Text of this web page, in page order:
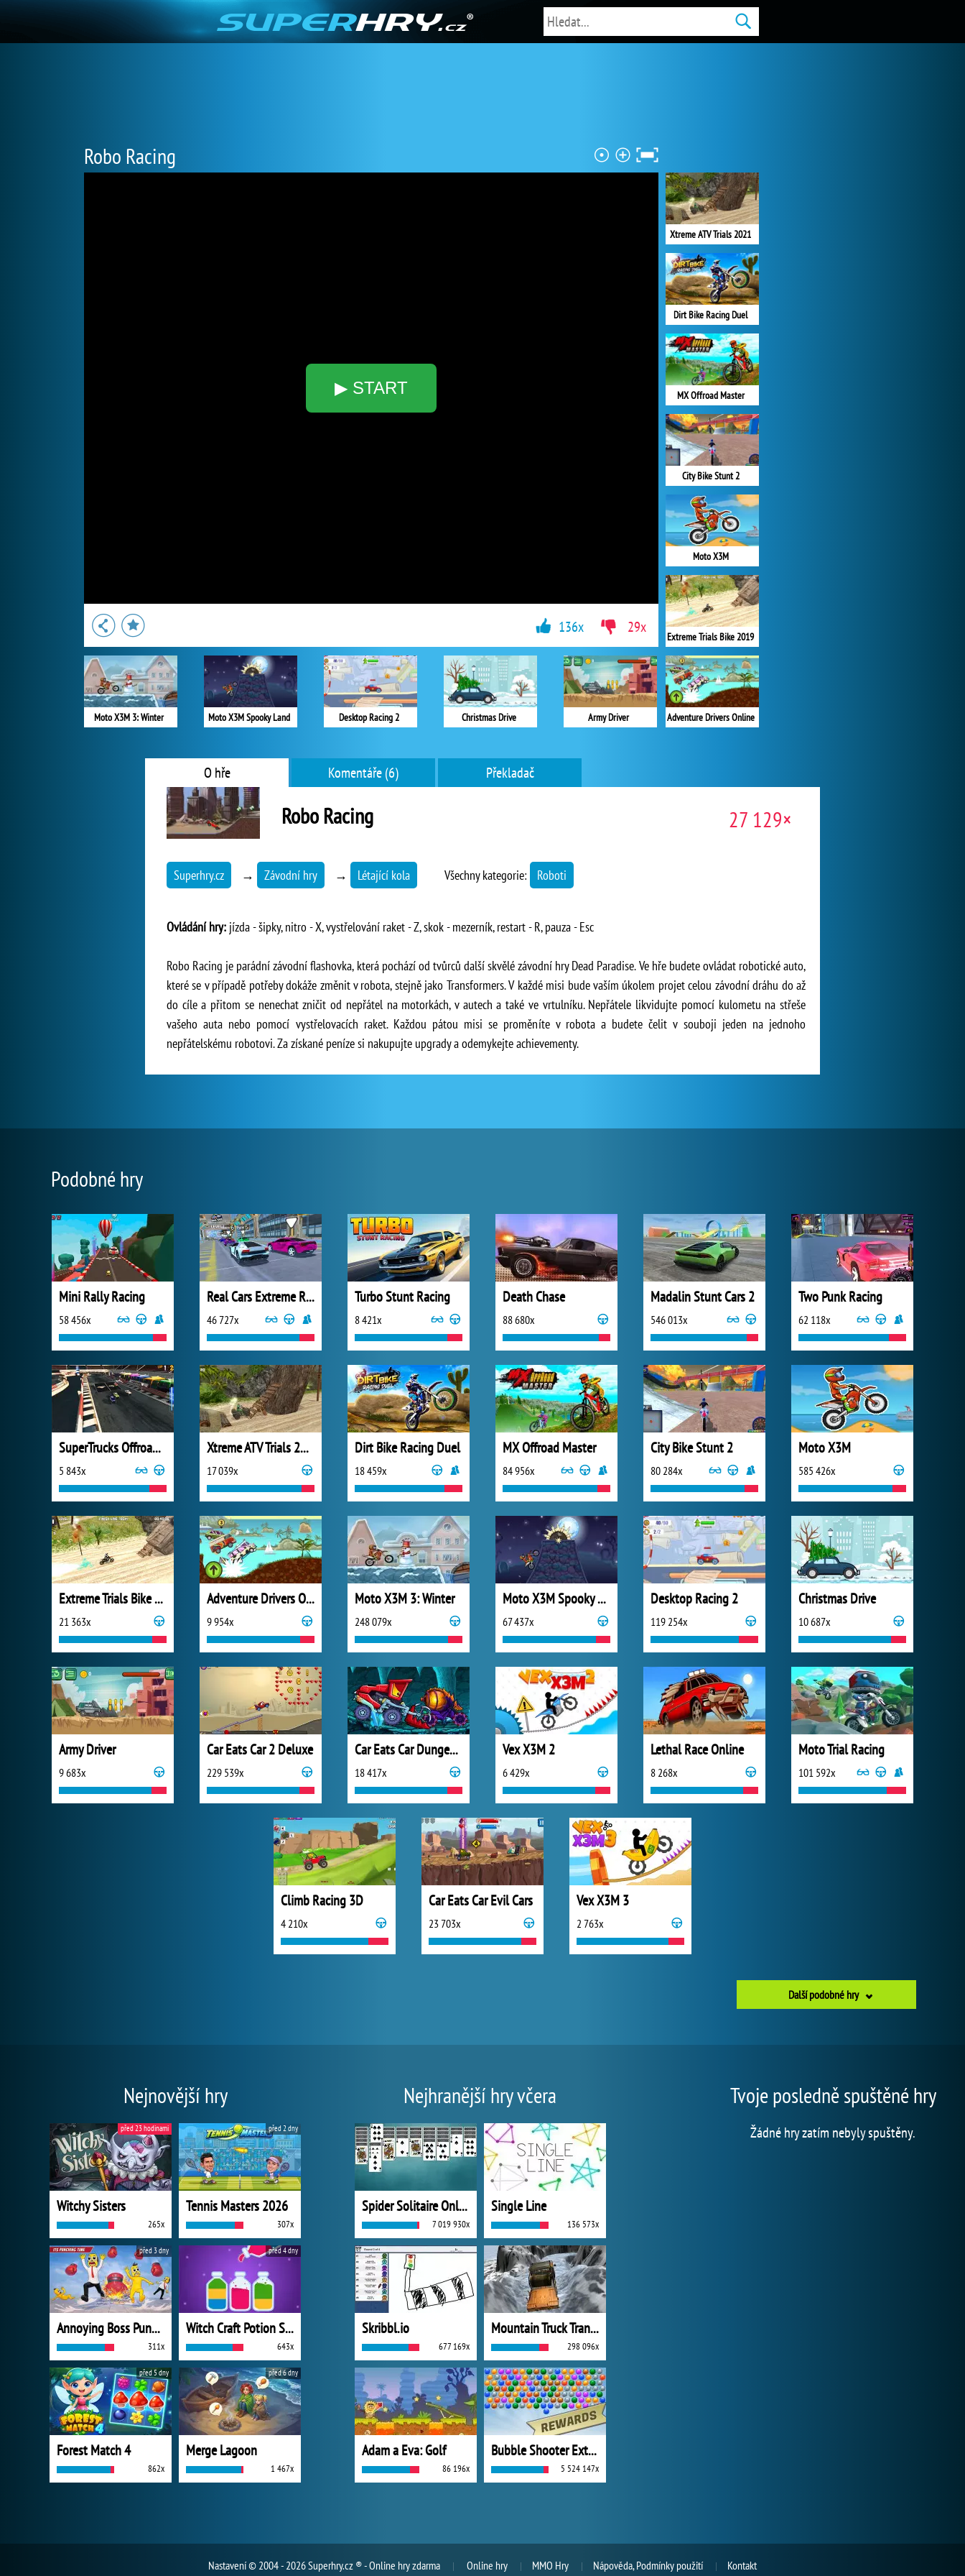
Robo Racing
▶ START
Xtreme ATV Trials 2021
Dirt Bike Racing Duel
MX Offroad Master
City Bike Stunt 2
Moto X3M
Extreme Trials Bike 2019
Adventure Drivers Online
Moto X3M 3: Winter Moto X3M Spooky Land Desktop Racing 2 Christmas Drive Army Driver
136x 29x
O hře Komentáře (6) Překladač
Robo Racing 27 129×
Superhry.cz → Závodní hry → Létající kola Všechny kategorie: Roboti
Ovládání hry: jízda - šipky, nitro - X, vystřelování raket - Z, skok - mezerník, restart - R, pauza - Esc
Robo Racing je parádní závodní flashovka, která pochází od tvůrců další skvělé závodní hry Dead Paradise. Ve hře budete ovládat robotické auto,
které se v případě potřeby dokáže změnit v robota, stejně jako Transformers. V každé misi bude vaším úkolem projet celou závodní dráhu do až
do cíle a přitom se nenechat zničit od nepřátel na motorkách, v autech a také ve vrtulníku. Nepřátele likvidujte pomocí kulometu na střeše
vašeho auta nebo pomocí vystřelovacích raket. Každou pátou misi se proměníte v robota a budete čelit v souboji jeden na jednoho
nepřátelskému robotovi. Za získané peníze si nakupujte upgrady a odemykejte achievementy.
Podobné hry
Mini Rally Racing
58 456x
Real Cars Extreme Racing
46 727x
Turbo Stunt Racing
8 421x
Death Chase
88 680x
Madalin Stunt Cars 2
546 013x
Two Punk Racing
62 118x
SuperTrucks Offroad Racing
5 843x
Xtreme ATV Trials 2021
17 039x
Dirt Bike Racing Duel
18 459x
MX Offroad Master
84 956x
City Bike Stunt 2
80 284x
Moto X3M
585 426x
Extreme Trials Bike 2019
21 363x
Adventure Drivers Online
9 954x
Moto X3M 3: Winter
248 079x
Moto X3M Spooky Land
67 437x
Desktop Racing 2
119 254x
Christmas Drive
10 687x
Army Driver
9 683x
Car Eats Car 2 Deluxe
229 539x
Car Eats Car Dungeon Adventure
18 417x
Vex X3M 2
6 429x
Lethal Race Online
8 268x
Moto Trial Racing
101 592x
Climb Racing 3D
4 210x
Car Eats Car Evil Cars
23 703x
Vex X3M 3
2 763x
Další podobné hry
Nejnovější hry
Witchy Sisters
265x
před 23 hodinami
Tennis Masters 2026
307x
před 2 dny
Annoying Boss Punch Game
311x
před 3 dny
Witch Craft Potion Sort
643x
před 4 dny
Forest Match 4
862x
před 5 dny
Merge Lagoon
1 467x
před 6 dny
Nejhranější hry včera
Spider Solitaire Online
7 019 930x
Single Line
136 573x
Skribbl.io
677 169x
Mountain Truck Transport
298 096x
Adam a Eva: Golf
86 196x
Bubble Shooter Extreme
5 524 147x
Tvoje posledně spuštěné hry
Žádné hry zatím nebyly spuštěny.
Nastavení© 2004 - 2026 Superhry.cz ® - Online hry zdarma Online hry MMO Hry Nápověda, Podmínky použití Kontakt